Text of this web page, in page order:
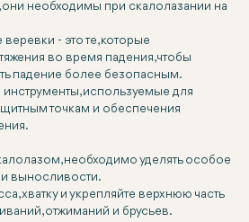
необходимы при скалолазании на
- это те, которые
во время падения, чтобы
падение более безопасным.
инструменты, используемые для
точкам и обеспечения
необходимо уделять особое
и выносливости.
хватку и укрепляйте верхнюю часть
отжиманий и брусьев.